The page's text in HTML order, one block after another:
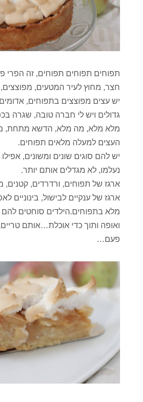
תפוחים תפוחים תפוחים, זה הפרי
חצר, מחוץ לעיר המטעים,
יש עצים מפוצצים בתפוחים,
גדולים ויש לי חברה טובה, שגרה
מלא מלא, מה מלא, הדשא מתחת,
העצים למעלה מלאים תפוחים.
יש להם סוגים שונים ומשונים,
נעלמו, לא מגדלים אותם יותר.
ארגז של תפוחים, ורדרדים, קטנים,
ארגז של ענקיים לבישול, בינוניים
מלא בתפוחים.הילדים סוחטים
ואופה ותוך כדי אוכלת…אותם
פעם…